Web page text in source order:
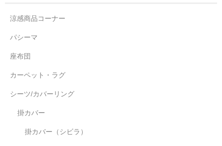
涼感商品コーナー
パシーマ
座布団
カーペット・ラグ
シーツ/カバーリング
掛カバー
掛カバー（シビラ）